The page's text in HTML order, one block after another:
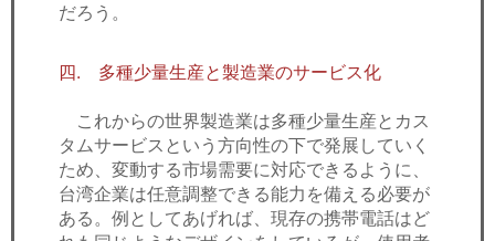
だろう。
四. 多種少量生産と製造業のサービス化
これからの世界製造業は多種少量生産とカス
タムサービスという方向性の下で発展していく
ため、変動する市場需要に対応できるように、
台湾企業は任意調整できる能力を備える必要が
ある。例としてあげれば、現存の携帯電話はど